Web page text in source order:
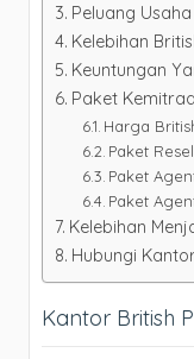
Peluang
Kelebihan
Keuntungan
Paket
Harga
Paket
Paket
Paket
Kelebihan
Hubungi
Kantor British